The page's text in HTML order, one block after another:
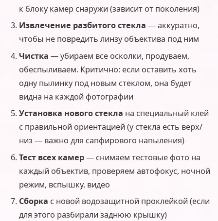
к блоку камер снаружи (зависит от поколения)
Извлечение разбитого стекла — аккуратно,
чтобы не повредить линзу объектива под ним
Чистка — убираем все осколки, продуваем,
обеспыливаем. Критично: если оставить хоть
одну пылинку под новым стеклом, она будет
видна на каждой фотографии
Установка нового стекла на специальный клей
с правильной ориентацией (у стекла есть верх/
низ — важно для сапфирового напыления)
Тест всех камер— снимаем тестовые фото на
каждый объектив, проверяем автофокус, ночной
режим, вспышку, видео
Сборка с новой водозащитной проклейкой (если
для этого разбирали заднюю крышку)